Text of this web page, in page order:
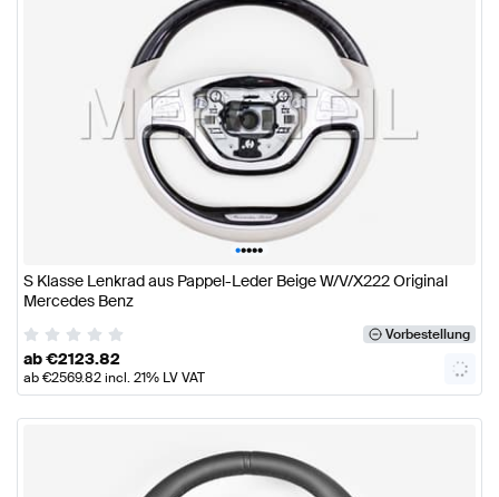
•••••
S Klasse Lenkrad aus Pappel-Leder Beige W/V/X222 Original
Mercedes Benz
Vorbestellung
ab€2123.82
ab€2569.82incl. 21% LV VAT